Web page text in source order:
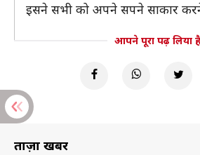
इसने सभी को अपने सपने साकार
आपने पूरा पढ़ लिया है
ताज़ा खबरें